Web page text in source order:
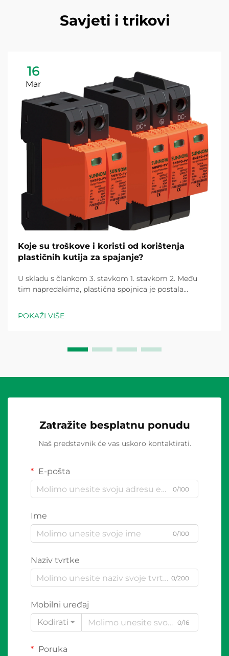
Savjeti i trikovi
16
Mar
Koje su troškove i koristi od korištenja
plastičnih kutija za spajanje?
U skladu s člankom 3. stavkom 1. stavkom 2. Među
tim napredakima, plastična spojnica je postala
instalacije i...
POKAŽI VIŠE
Zatražite besplatnu ponudu
Naš predstavnik će vas uskoro kontaktirati.
E-pošta
0/100
Ime
0/100
Naziv tvrtke
0/200
Mobilni uređaj
Kodirati
0/16
Poruka